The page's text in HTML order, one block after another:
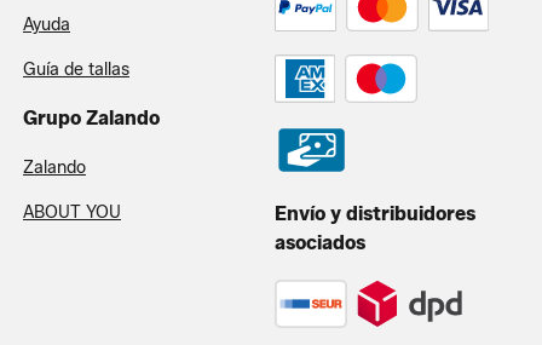
Ayuda
Guía de tallas
Grupo Zalando
Zalando
ABOUT YOU
Envío y distribuidores
asociados